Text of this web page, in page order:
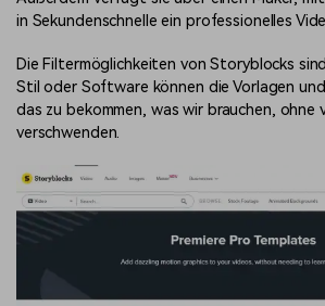
in Sekundenschnelle ein professionelles
Die Filtermöglichkeiten von Storyblocks
Stil oder Software können die Vorlagen
das zu bekommen, was wir brauchen, ohne
verschwenden.